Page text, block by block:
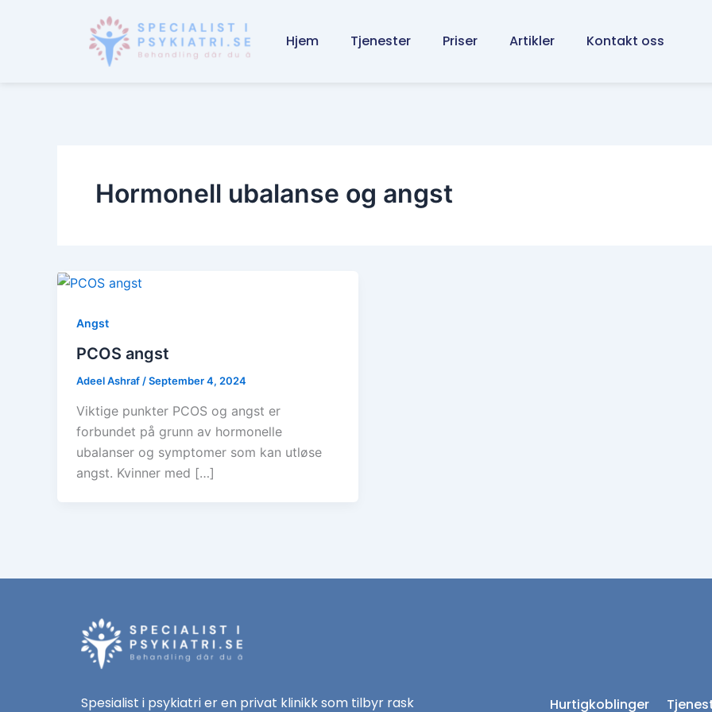
Hjem Tjenester Priser Artikler Kontakt oss
Hormonell ubalanse og angst
Angst
PCOS angst
Adeel Ashraf/September 4, 2024
Viktige punkter PCOS og angst er
forbundet på grunn av hormonelle
ubalanser og symptomer som kan utløse
angst. Kvinner med […]
Spesialist i psykiatri er en privat klinikk som tilbyr rask Hurtigkoblinger